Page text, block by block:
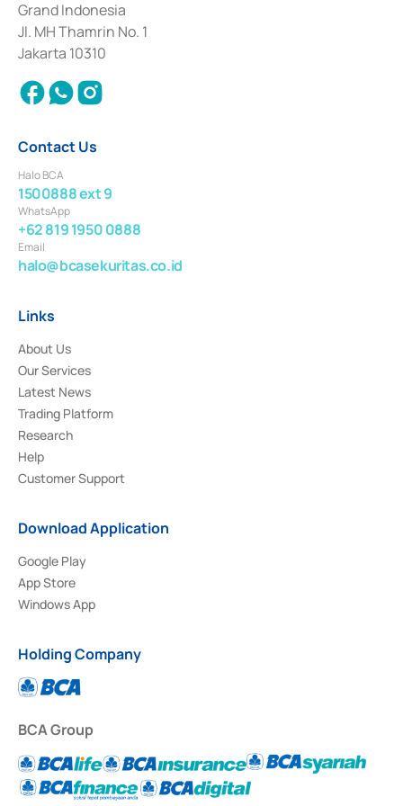
2017 and other business licenses from Bank Indonesia as a Supporting
Institution for the Issuance, Transaction, and Administration and
Settlement of Commercial Paper Transactions whose license was issued in
2018.
Grand Indonesia
Jl. MH Thamrin No. 1
Jakarta 10310
Contact Us
Halo BCA
1500888 ext 9
WhatsApp
+62 819 1950 0888
Email
halo@bcasekuritas.co.id
Links
About Us
Our Services
Latest News
Trading Platform
Research
Help
Customer Support
Download Application
Google Play
App Store
Windows App
Holding Company
BCA Group